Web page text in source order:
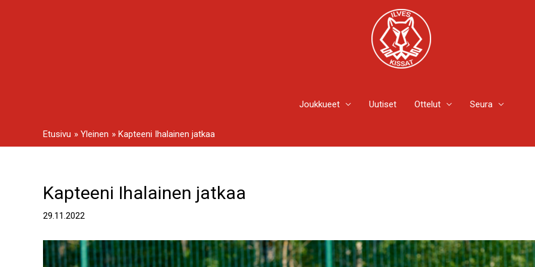
Joukkueet Uutiset Ottelut Seura
Etusivu Yleinen Kapteeni Ihalainen jatkaa
Kapteeni Ihalainen jatkaa
29.11.2022
Artikkelien
selaus